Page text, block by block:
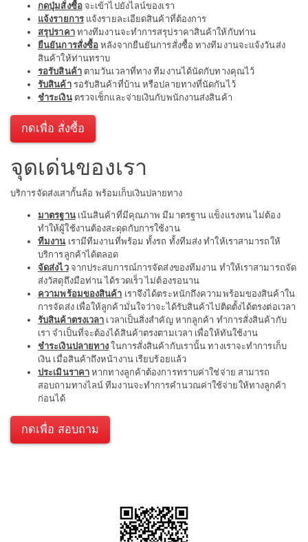
กดปุ่มสั่งซื้อจะเข้าไปยังไลน์ของเรา
แจ้งรายการแจ้งรายละเอียดสินค้าที่ต้องการ
สรุปราคาทางทีมงานจะทำการสรุปราคาสินค้าให้กับท่าน
ยืนยันการสั่งซื้อ หลังจากยืนยันการสั่งซื้อ ทางทีมงานจะแจ้งวันส่ง
สินค้าให้ท่านทราบ
รอรับสินค้าตามวันเวลาที่ทาง ทีมงานได้นัดกับทางคุณไว้
รับสินค้ารอรับสินค้าที่บ้าน หรือปลายทางที่นัดกันไว้
ชำระเงินตรวจเช็กและจ่ายเงินกับพนักงานส่งสินค้า
กดเพื่อ สั่งซื้อ
จุดเด่นของเรา
บริการจัดส่งเสากั้นล้อ พร้อมเก็บเงินปลายทาง
มาตรฐานเน้นสินค้าที่มีคุณภาพ มีมาตรฐาน แข็งแรงทน ไม่ต้อง
ทำให้ผู้ใช้งานต้องสะดุดกับการใช้งาน
ทีมงาน เรามีทีมงานที่พร้อม ทั้งรถ ทั้งทีมส่ง ทำให้เราสามารถให้
บริการลูกค้าได้ตลอด
จัดส่งไวจากประสบการณ์การจัดส่งของทีมงาน ทำให้เราสามารถจัด
ส่งวัสดุถึงมือท่าน ได้รวดเร็ว ไม่ต้องรอนาน
ความพร้อมของสินค้า เราจึงได้ตระหนักถึงความพร้อมของสินค้าใน
การจัดส่ง เพื่อให้ลูกค้ามั่นใจว่าจะได้รับสินค้าไปติดตั้งได้ตรงต่อเวลา
รับสินค้าตรงเวลา เวลาเป็นสิ่งสำคัญ หากลูกค้า ทำการสั่งสินค้ากับ
เรา จำเป็นที่จะต้องได้สินค้าตรงตามเวลา เพื่อให้ทันใช้งาน
ชำระเงินปลายทาง ในการสั่งสินค้ากับเรานั้น ทางเราจะทำการเก็บ
เงิน เมื่อสินค้าถึงหน้างาน เรียบร้อยแล้ว
ประเมินราคา หากทางลูกค้าต้องการทราบค่าใช่จ่าย สามารถ
สอบถามทางไลน์ ทีมงานจะทำการคำนวณค่าใช้จ่ายให้ทางลูกค้า
ก่อนได้
กดเพื่อ สอบถาม